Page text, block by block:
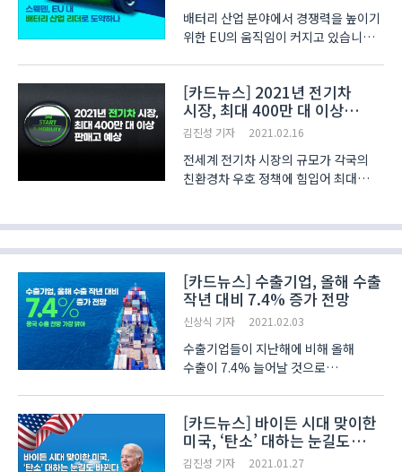
배터리 산업 분야에서 경쟁력을 높이기
위한 EU의 움직임이 커지고 있습니다.
건설 중인데요. 한국무역협회(이하
KITA)가 최근 발표한 보고서인 'EU의
배터리산업 육성..
[카드뉴스] 2021년 전기차
시장, 최대 400만 대 이상
판매고 예상
김진성 기자 2021.02.16
전세계 전기차 시장의 규모가 각국의
친환경차 우호 정책에 힘입어 최대
근거에는 각국이 앞다퉈 내놓고 있는
친환경 정책 효과와 시장 사이클 효과,
그리고 다수의 전기차..
[카드뉴스] 수출기업, 올해 수출
작년 대비 7.4% 증가 전망
신상식 기자 2021.02.03
수출기업들이 지난해에 비해 올해
수출이 7.4% 늘어날 것으로
기업 중 주요 수출기업 686개사를
대상으로 최근 실시한 ‘2021년
수출전망 및 환율·통상이슈 점검’ 조사
[카드뉴스] 바이든 시대 맞이한
미국, ‘탄소’ 대하는 눈길도
바뀐다
김진성 기자 2021.01.27